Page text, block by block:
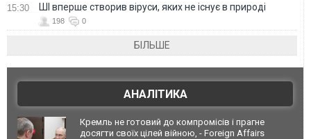
15:30 ШІ вперше створив віруси, яких не існує в природі
198 0
БІЛЬШЕ
АНАЛІТИКА
Кремль не готовий до компромісів і прагне
досягти своїх цілей війною, - Foreign Affairs